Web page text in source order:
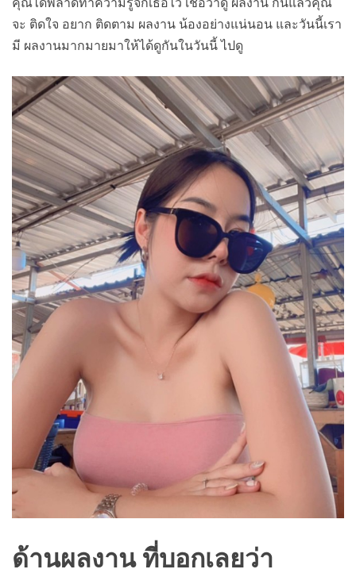
จะ ติดใจ อยาก ติดตาม ผลงาน น้องอย่างแน่นอน และวันนี้เรา
มี ผลงานมากมายมาให้ได้ดูกันในวันนี้ ไปดู
ด้านผลงาน ที่บอกเลยว่า